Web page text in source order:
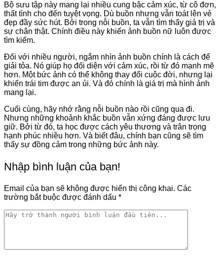
Bộ sưu tập này mang lại nhiều cung bậc cảm xúc, từ cô đơn,
thất tình cho đến tuyệt vọng. Dù buồn nhưng vẫn toát lên vẻ
đẹp đầy sức hút. Bởi trong nỗi buồn, ta vẫn tìm thấy giá trị và
sự chân thật. Chính điều này khiến ảnh buồn nữ luôn được
tìm kiếm.
Đối với nhiều người, ngắm nhìn ảnh buồn chính là cách để
giải tỏa. Nó giúp họ đối diện với cảm xúc, rồi từ đó mạnh mẽ
hơn. Một bức ảnh có thể không thay đổi cuộc đời, nhưng lại
khiến trái tim được an ủi. Và đó chính là giá trị mà hình ảnh
mang lại.
Cuối cùng, hãy nhớ rằng nỗi buồn nào rồi cũng qua đi.
Nhưng những khoảnh khắc buồn vẫn xứng đáng được lưu
giữ. Bởi từ đó, ta học được cách yêu thương và trân trọng
hạnh phúc nhiều hơn. Và biết đâu, chính bạn cũng sẽ tìm
thấy sự đồng cảm trong những bức ảnh này.
Nhập bình luận của bạn!
Email của bạn sẽ không được hiển thị công khai. Các
trường bắt buộc được đánh dấu *